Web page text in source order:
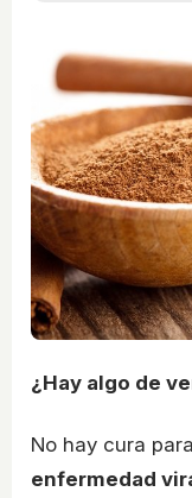
¿Hay algo de
No hay cura
enfermedad